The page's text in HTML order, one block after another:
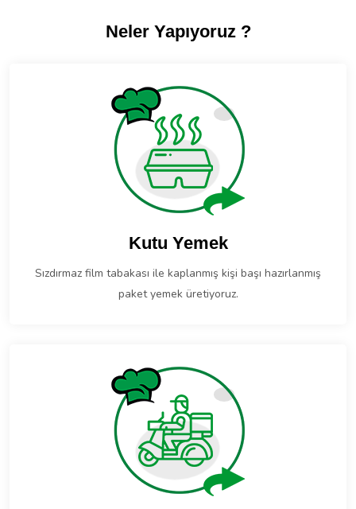
Neler Yapıyoruz ?
Kutu Yemek
Sızdırmaz film tabakası ile kaplanmış kişi başı hazırlanmış
paket yemek üretiyoruz.